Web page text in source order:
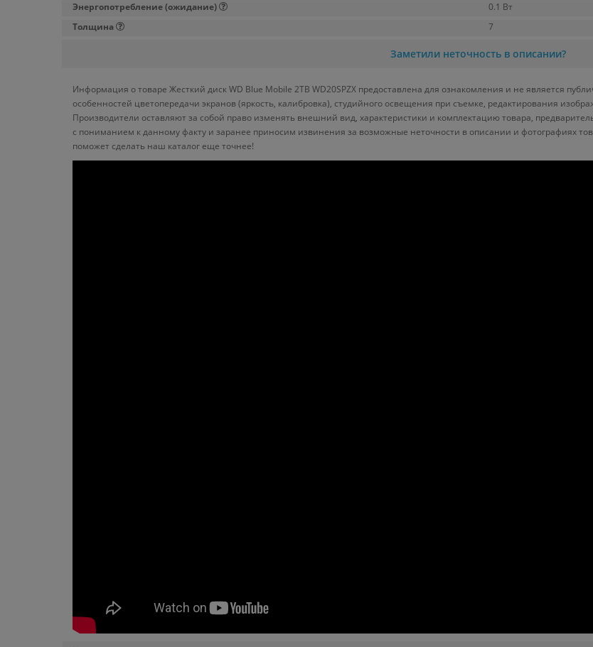
Энергопотребление (ожидание)
0.1 Вт
Толщина
7
Заметили неточность в описании?
Информация о товаре Жесткий диск WD Blue Mobile 2TB WD20SPZX предоставлена для ознакомления и не является
особенностей цветопередачи экранов (яркость, калибровка), студийного освещения при съемке, редактирования
Производители оставляют за собой право изменять внешний вид, характеристики и комплектацию товара,
с пониманием к данному факту и заранее приносим извинения за возможные неточности в описании и фотографиях
поможет сделать наш каталог еще точнее!